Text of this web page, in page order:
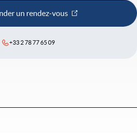
un rendez-vous
+33 2 78 77 65 09